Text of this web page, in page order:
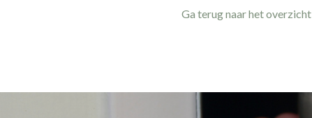
Ga terug naar het overzicht